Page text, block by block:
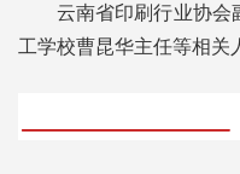
云南省印刷行业协会
工学校曹昆华主任等相关